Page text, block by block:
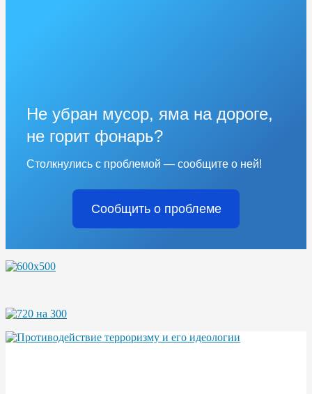
Не убран мусор, яма на дороге,
не горит фонарь?
Столкнулись с проблемой — сообщите о ней!
Сообщить о проблеме